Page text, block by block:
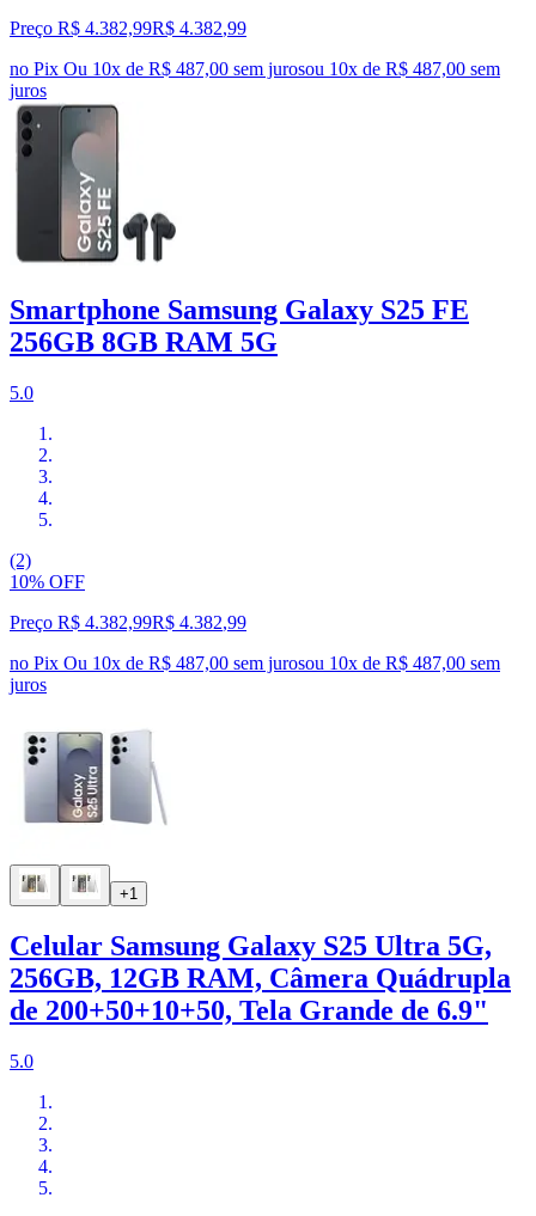
Preço R$ 4.382,99R$ 4.382,99
no Pix Ou 10x de R$ 487,00 sem jurosou 10x de R$ 487,00 sem
juros
Smartphone Samsung Galaxy S25 FE
256GB 8GB RAM 5G
5.0
(2)
10% OFF
Preço R$ 4.382,99R$ 4.382,99
no Pix Ou 10x de R$ 487,00 sem jurosou 10x de R$ 487,00 sem
juros
+1
Celular Samsung Galaxy S25 Ultra 5G,
256GB, 12GB RAM, Câmera Quádrupla
de 200+50+10+50, Tela Grande de 6.9"
5.0